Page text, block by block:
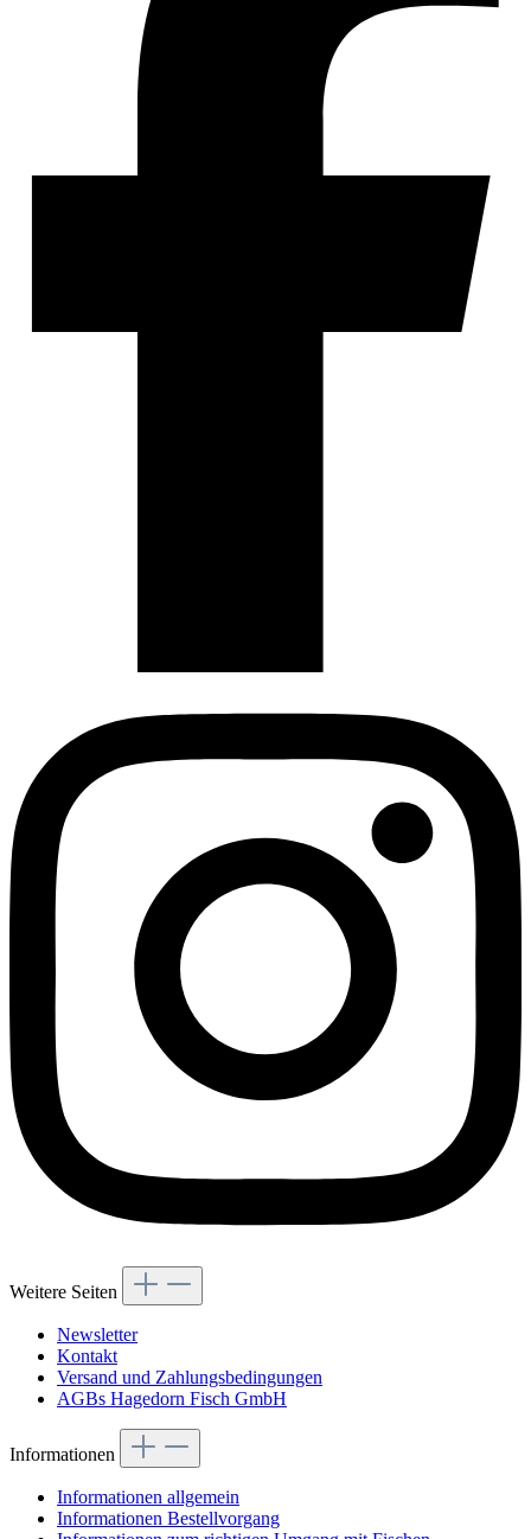
Weitere Seiten
Newsletter
Kontakt
Versand und Zahlungsbedingungen
AGBs Hagedorn Fisch GmbH
Informationen
Informationen allgemein
Informationen Bestellvorgang